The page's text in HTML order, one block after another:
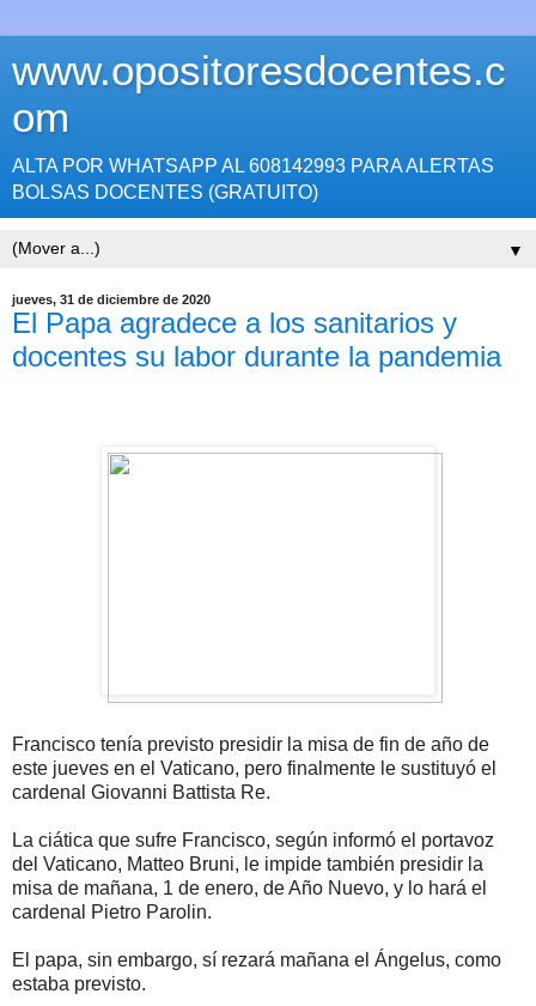
www.opositoresdocentes.c
om
ALTA POR WHATSAPP AL 608142993 PARA ALERTAS
BOLSAS DOCENTES (GRATUITO)
▼
jueves, 31 de diciembre de 2020
El Papa agradece a los sanitarios y
docentes su labor durante la pandemia
Francisco tenía previsto presidir la misa de fin de año de
este jueves en el Vaticano, pero finalmente le sustituyó el
cardenal Giovanni Battista Re.
La ciática que sufre Francisco, según informó el portavoz
del Vaticano, Matteo Bruni, le impide también presidir la
misa de mañana, 1 de enero, de Año Nuevo, y lo hará el
cardenal Pietro Parolin.
El papa, sin embargo, sí rezará mañana el Ángelus, como
estaba previsto.